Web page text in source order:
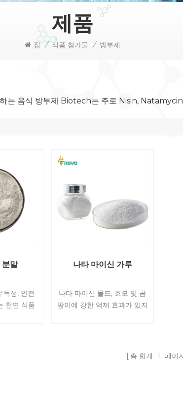
제품
집 / 식품 첨가물 / 방부제
는 음식 방부제 Biotech는 주로 Nisin,
분말
독성, 안전
천연 식품
나타 마이신 가루
나타 마이신 몰드, 효모 및 곰
팡이에 강한 억제 효과가 있지
육류 제품, 패스트리, 주스 및
총 합계 1 페이